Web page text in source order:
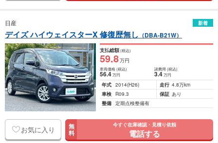
日産 新着
デイズ ハイウェイスターX 修復歴無し （DBA-B21W）
支払総額(税込)
59.8万円
車両価格(税込)
56.4万円
諸費用 (税込)
3.4 万円
年式 2014(H26) 走行 4.8万km
車検
R09.3 保証 あり
整備 定期点検整備有
お気に入り 無
料
今すぐ在庫確認・見積り依頼
電話する